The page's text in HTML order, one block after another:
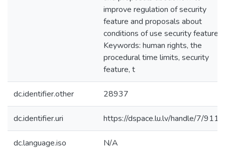
improve regulation of security
feature and proposals about
conditions of use security feature.
Keywords: human rights, the
procedural time limits, security
feature, t
dc.identifier.other 28937
dc.identifier.uri https://dspace.lu.lv/handle/7/9112
dc.language.iso N/A